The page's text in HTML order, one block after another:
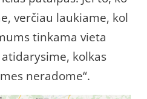
verčiau laukiame, kol
tinkama vieta
kolkas
neradome“.